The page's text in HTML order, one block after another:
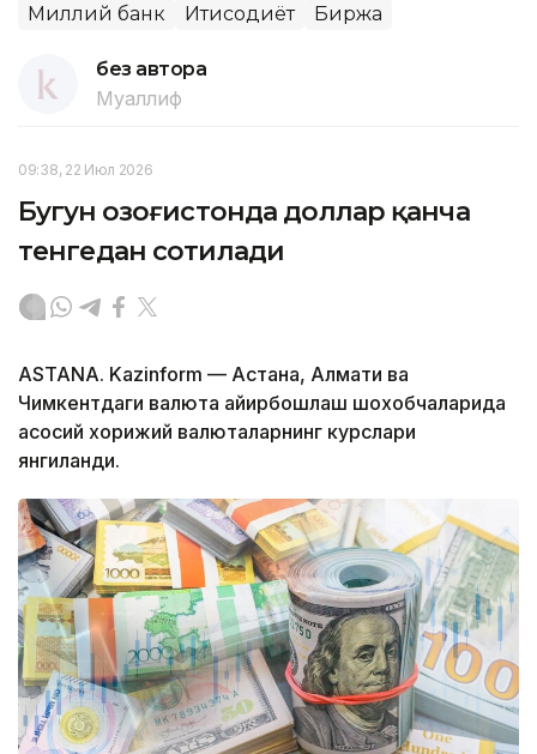
Миллий банк Иқтисодиёт Биржа
без автора
Муаллиф
09:38, 22 Июл 2026
Бугун Қозоғистонда доллар қанча
тенгедан сотилади
ASTANA. Kazinform — Астана, Алмати ва
Чимкентдаги валюта айирбошлаш шохобчаларида
асосий хорижий валюталарнинг курслари
янгиланди.